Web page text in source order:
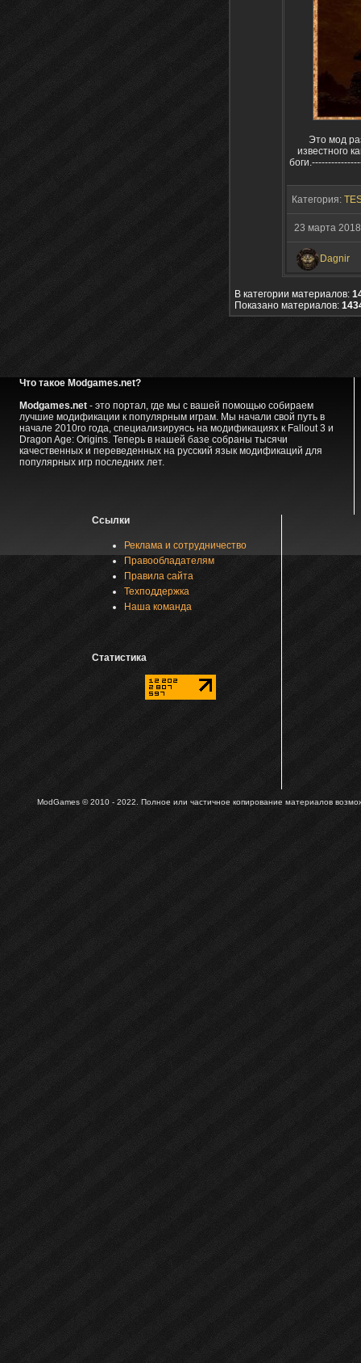
Это мод
известного
Категория:
23 марта
Dagnir
В категории материалов:
Показано материалов:
Что такое Modgames.net?
Modgames.net- это портал, где мы с вашей помощью собираем
лучшие модификации к популярным играм. Мы начали свой путь в
начале 2010го года, специализируясь на модификациях к Fallout 3 и
Dragon Age: Origins. Теперь в нашей базе собраны тысячи
качественных и переведенных на русский язык модификаций для
популярных игр последних лет.
Ссылки
Реклама и сотрудничество
Правообладателям
Правила сайта
Техподдержка
Наша команда
Статистика
ModGames © 2010 - 2022. Полное или частичное копирование материалов